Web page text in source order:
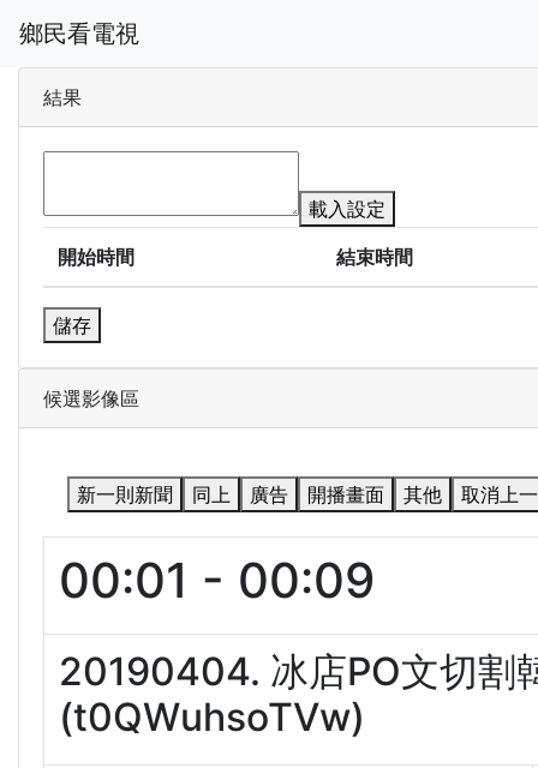
鄉民看電視
結果
載入設定
開始時間
結束時間
儲存
候選影像區
新一則新聞 同上 廣告 開播畫面 其他 取消上
00:01 - 00:09
20190404. 冰店PO文切
(t0QWuhsoTVw)